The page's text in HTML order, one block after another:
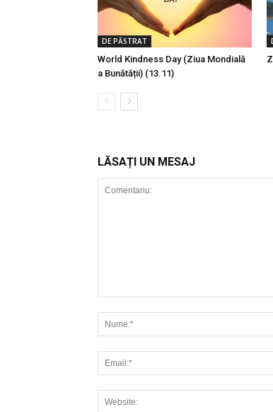
DE PĂSTRAT
World Kindness Day (Ziua Mondială
a Bunătății) (13.11)
LĂSAȚI UN MESAJ